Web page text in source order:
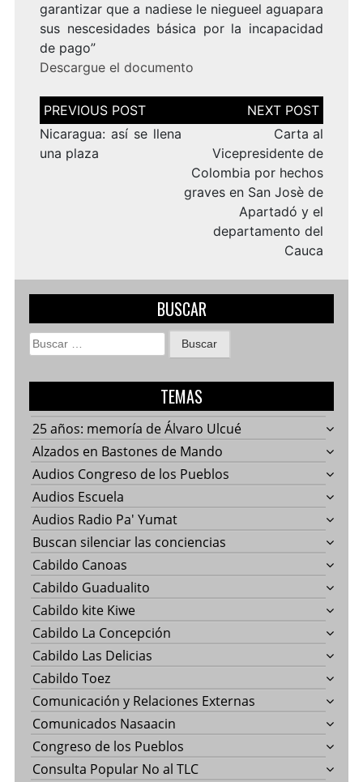
garantizar que a nadiese le niegueel aguapara
sus nescesidades básica por la incapacidad
de pago”
Descargue el documento
Navegación
de
entradas
Nicaragua: así se llena
una plaza
Carta al
Vicepresidente de
Colombia por hechos
graves en San Josè de
Apartadó y el
departamento del
Cauca
BUSCAR
Buscar:
TEMAS
25 años: memoría de Álvaro Ulcué
Alzados en Bastones de Mando
Audios Congreso de los Pueblos
Audios Escuela
Audios Radio Pa' Yumat
Buscan silenciar las conciencias
Cabildo Canoas
Cabildo Guadualito
Cabildo kite Kiwe
Cabildo La Concepción
Cabildo Las Delicias
Cabildo Toez
Comunicación y Relaciones Externas
Comunicados Nasaacin
Congreso de los Pueblos
Consulta Popular No al TLC